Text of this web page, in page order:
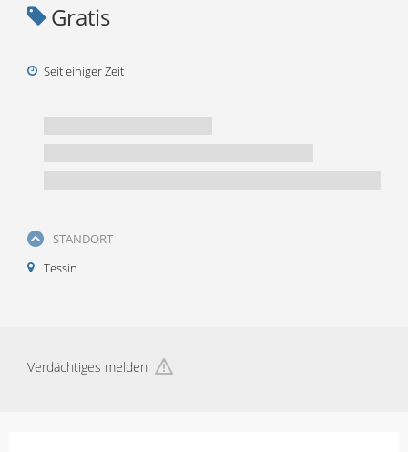
Gratis
Seit einiger Zeit
STANDORT
Tessin
Verdächtiges melden